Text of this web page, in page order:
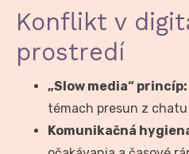
Konflikt v
prostredí
„Slow media“ princíp:
témach presun z chatu
Komunikačná